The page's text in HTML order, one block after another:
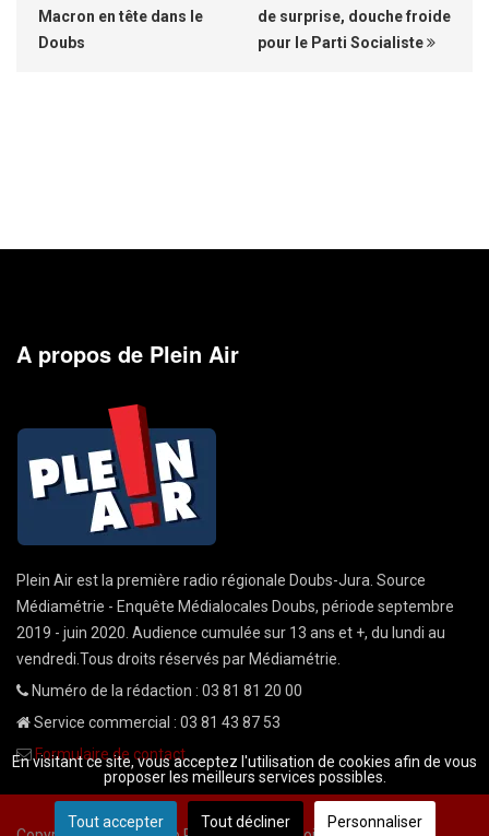
Macron en tête dans le
Doubs
de surprise, douche froide
pour le Parti Socialiste
A propos de Plein Air
Plein Air est la première radio régionale Doubs-Jura. Source
Médiamétrie - Enquête Médialocales Doubs, période septembre
2019 - juin 2020. Audience cumulée sur 13 ans et +, du lundi au
vendredi.Tous droits réservés par Médiamétrie.
Numéro de la rédaction : 03 81 81 20 00
Service commercial : 03 81 43 87 53
Formulaire de contact
En visitant ce site, vous acceptez l'utilisation de cookies afin de vous
proposer les meilleurs services possibles.
Tout accepter Tout décliner Personnaliser